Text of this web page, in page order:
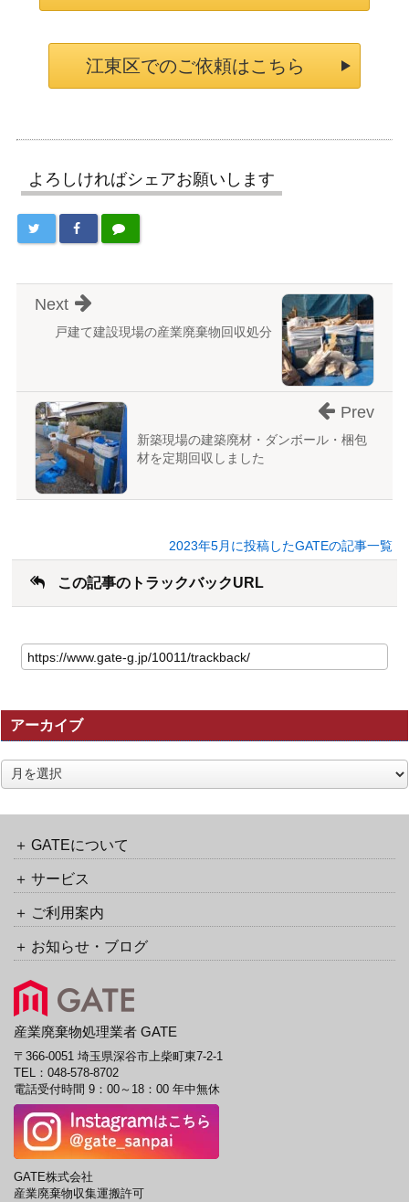
江東区でのご依頼はこちら
よろしければシェアお願いします
戸建て建設現場の産業廃棄物回収処分
Next
新築現場の建築廃材・ダンボール・梱包
材を定期回収しました
Prev
2023年5月に投稿したGATEの記事一覧
この記事のトラックバックURL
の
記
の
ト
ラ
ッ
ク
ッ
URL
アーカイブ
ア
ー
GATEについて
サービス
ご利用案内
お知らせ・ブログ
産業廃棄物処理業者 GATE
〒366-0051 埼玉県深谷市上柴町東7-2-1
TEL： 048-578-8702
電話受付時間 9：00～18：00 年中無休
GATE株式会社
産業廃棄物収集運搬許可